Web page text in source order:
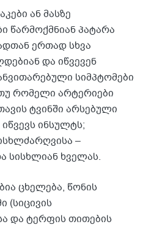
ან მასზე
პატარა
ერთად სხვა
და იწვევენ
სიმპტომები
რომელი არტერიები
ტვინში არსებული
ინსულტს;
–
სისხლიან ხველას.
ცხელება, წონის
(სიცივის
და ტერფის თითების